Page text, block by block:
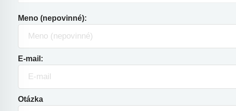
Meno (nepovinné):
E-mail:
Otázka